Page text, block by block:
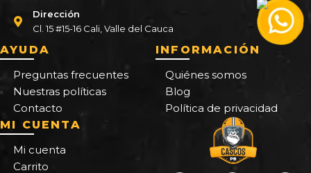
Dirección
Cl. 15 #15-16 Cali, Valle del Cauca
AYUDA
Preguntas frecuentes
Nuestras políticas
Contacto
INFORMACIÓN
Quiénes somos
Blog
Política de privacidad
MI CUENTA
Mi cuenta
Carrito